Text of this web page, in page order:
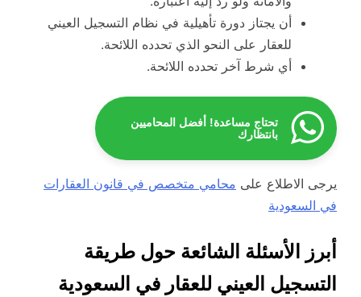
أن يجتاز دورة تأهيلية في نظام التسجيل العيني
للعقار على النحو الذي تحدده اللائحة.
أي شرط آخر تحدده اللائحة.
تحتاج مساعدة! أفضل المحاميين
بانتظارك
يرجى الاطلاع على محامي متخصص في قانون العقارات
في السعودية
أبرز الأسئلة الشائعة حول طريقة
التسجيل العيني للعقار في السعودية